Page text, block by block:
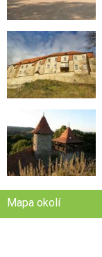
Mapa okolí